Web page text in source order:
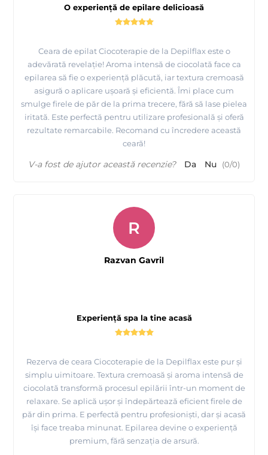
O experiență de epilare delicioasă
Ceara de epilat Ciocoterapie de la Depilflax este o
adevărată revelație! Aroma intensă de ciocolată face ca
epilarea să fie o experiență plăcută, iar textura cremoasă
asigură o aplicare ușoară și eficientă. Îmi place cum
smulge firele de păr de la prima trecere, fără să lase pielea
iritată. Este perfectă pentru utilizare profesională și oferă
rezultate remarcabile. Recomand cu încredere această
ceară!
V-a fost de ajutor această recenzie? Da Nu (0/0)
Experiență spa la tine acasă
Rezerva de ceara Ciocoterapie de la Depilflax este pur și
simplu uimitoare. Textura cremoasă și aroma intensă de
ciocolată transformă procesul epilării într-un moment de
relaxare. Se aplică ușor și îndepărtează eficient firele de
păr din prima. E perfectă pentru profesioniști, dar și acasă
își face treaba minunat. Epilarea devine o experiență
premium, fără senzația de arsură.
R
Razvan Gavril